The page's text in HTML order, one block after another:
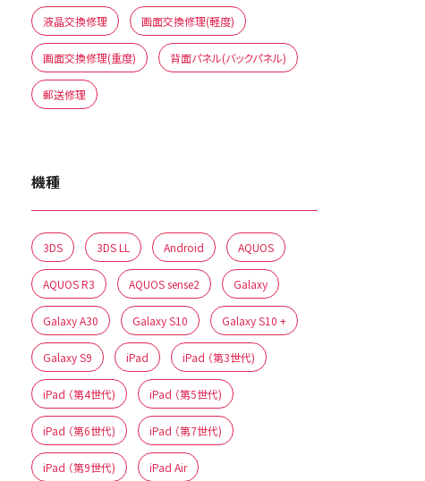
液晶交換修理 画面交換修理(軽度)
画面交換修理(重度) 背面パネル(バックパネル)
郵送修理
機種
3DS 3DS LL Android AQUOS
AQUOS R3 AQUOS sense2 Galaxy
Galaxy A30 Galaxy S10 Galaxy S10 +
Galaxy S9 iPad iPad （第3世代)
iPad （第4世代) iPad （第5世代)
iPad （第6世代) iPad （第7世代)
iPad （第9世代) iPad Air